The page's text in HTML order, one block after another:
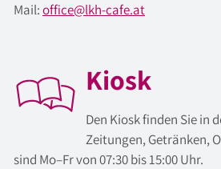
Mail:office@lkh-cafe.at
Kiosk
Den Kiosk finden Sie in
Zeitungen, Getränken,
sind Mo–Fr von 07:30 bis 15:00 Uhr.